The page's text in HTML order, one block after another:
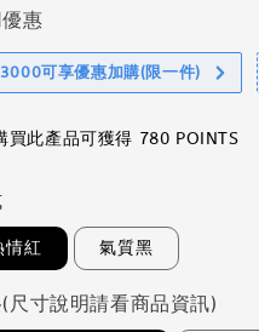
惠
可享優惠加購(限一件)
買此產品可獲得 780 POINTS
情紅 氣質黑
尺寸說明請看商品資訊)